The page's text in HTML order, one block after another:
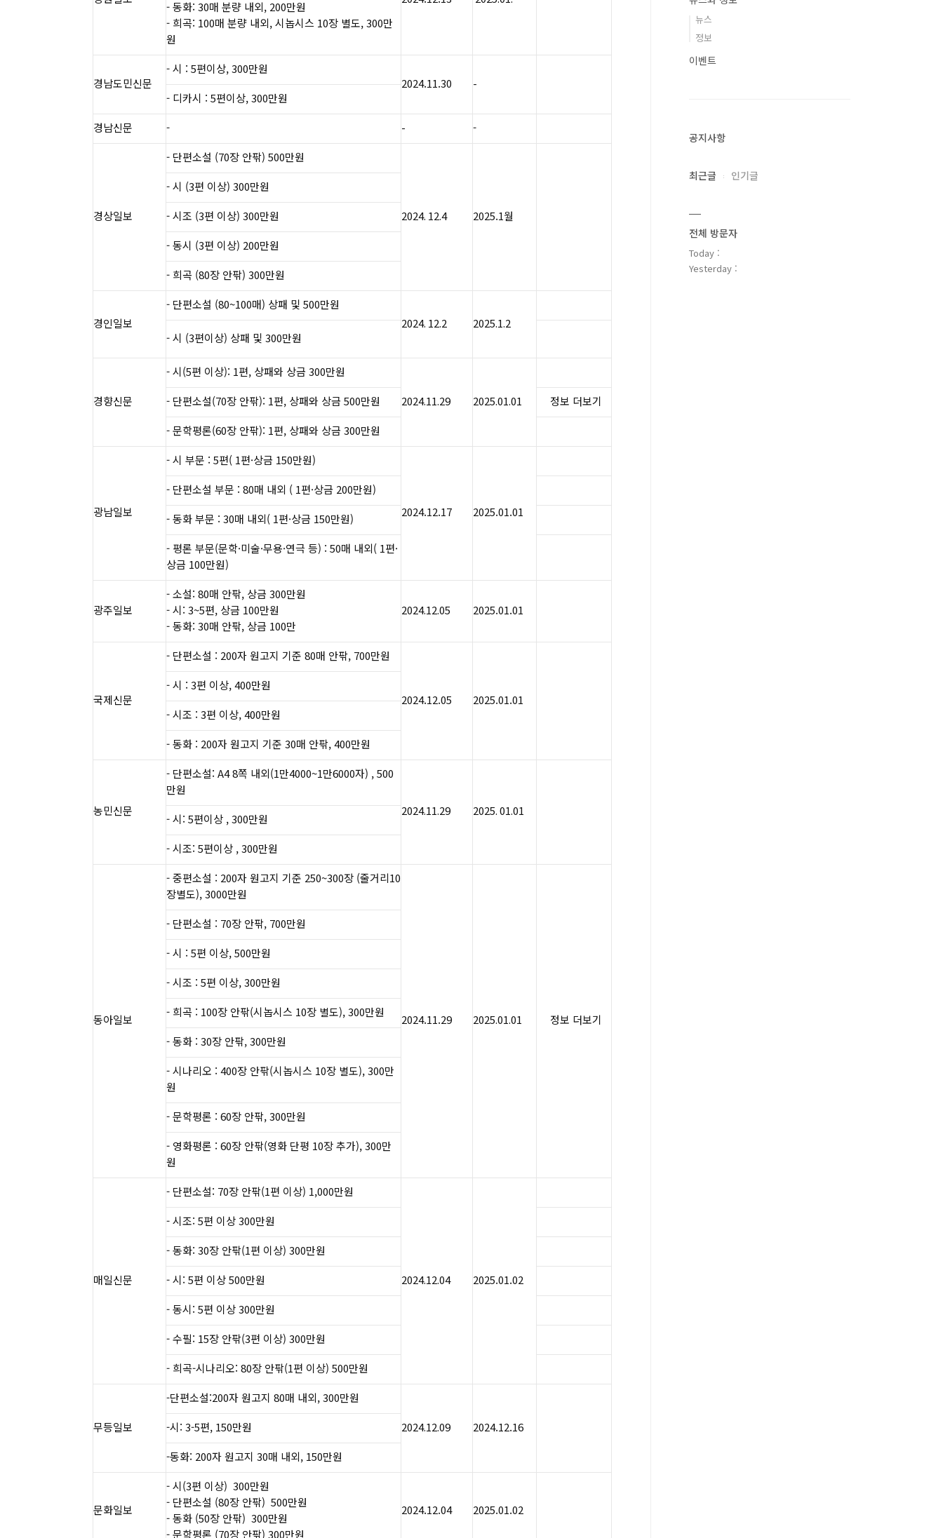
- 동화: 30매 분량 내외, 200만원​
- 희곡: 100매 분량 내외, 시놉시스 10장 별도, 300만
원
경남도민신문
- 시 : 5편이상, 300만원
2024.11.30
​-
- 디카시 : 5편이상, 300만원
경남신문
- ​- -
경상일보
- 단편소설 (70장 안팎) 500만원
​​​​2024. 12.4​ 2025.1월​
​- 시 (3편 이상) 300만원​
​- 시조 (3편 이상) 300만원
​- 동시 (3편 이상) 200만원​
​- 희곡 (80장 안팎) 300만원
경인일보
- 단편소설 (80~100매) 상패 및 500만원
​​​​2024. 12.2​
2025.1.2​
- 시 (3편이상) 상패 및 300만원
경향신문
​- 시(5편 이상): 1편, 상패와 상금 300만원
2024.11.29​
2025.01.01​​​
​​- 단편소설(70장 안팎): 1편, 상패와 상금 500만원​
정보 더보기
- 문학평론(60장 안팎): 1편, 상패와 상금 300만원
광남일보
- 시 부문 : 5편( 1편·상금 150만원)
2024.12.17 2025.01.01
- 단편소설 부문 : 80매 내외 ( 1편·상금 200만원)
- 동화 부문 : 30매 내외( 1편·상금 150만원)
- 평론 부문(문학·미술·무용·연극 등) : 50매 내외( 1편·
상금 100만원)
광주일보
- 소설: 80매 안팎, 상금 300만원
- 시: 3~5편, 상금 100만원​
- 동화: 30매 안팎, 상금 100만
2024.12.05 2025.01.01
​국제신문​
- 단편소설 : 200자 원고지 기준 80매 안팎, 700만원
2024.12.05 2025.01.01
- 시 : 3편 이상, 400만원
- 시조 : 3편 이상, 400만원
- 동화 : 200자 원고지 기준 30매 안팎, 400만원
농민신문​
​- 단편소설: A4 8쪽 내외(1만4000~1만6000자) , 500
만원
​2024.11.29​
​​​2025. 01.01​
- ​시: 5편이상 , 300만원
- ​시조: 5편이상 , 300만원
​동아일보​
- 중편소설 : 200자 원고지 기준 250~300장 (줄거리10
장별도), 3000만원
2024.11.29 2025.​01.01​​​ 정보 더보기
- 단편소설 : 70장 안팎, 700만원
- 시 : 5편 이상, 500만원
- 시조 : 5편 이상, 300만원
- 희곡 : 100장 안팎(시놉시스 10장 별도), 300만원
- 동화 : 30장 안팎, 300만원
- 시나리오 : 400장 안팎(시놉시스 10장 별도), 300만
원
- 문학평론 : 60장 안팎, 300만원
- 영화평론 : 60장 안팎(영화 단평 10장 추가), 300만
원
​매일신문​
​- 단편소설: 70장 안팎(1편 이상) 1,000만원​
2024.12.04​ 2025.01.02
​- 시조: 5편 이상 300만원
- 동화: 30장 안팎(1편 이상) 300만원
- 시: 5편 이상 500만원
- 동시: 5편 이상 300만원​
- 수필: 15장 안팎(3편 이상) 300만원​
- 희곡-시나리오: 80장 안팎(1편 이상) 500만원​​
​무등일보​
-단편소설:200자 원고지 80매 내외, 300만원
​​​2024.12.09
2024.12.16
-시: 3-5편, 150만원
-동화: 200자 원고지 30매 내외, 150만원
​문화일보​
- 시(3편 이상) 300만원
- 단편소설 (80장 안팎) 500만원
- 동화 (50장 안팎) 300만원
- 문학평론 (70장 안팎) 300만원
2024.12.04 2025.01.02
뉴스
정보
이벤트
공지사항
최근글 인기글
전체 방문자
Today :
Yesterday :